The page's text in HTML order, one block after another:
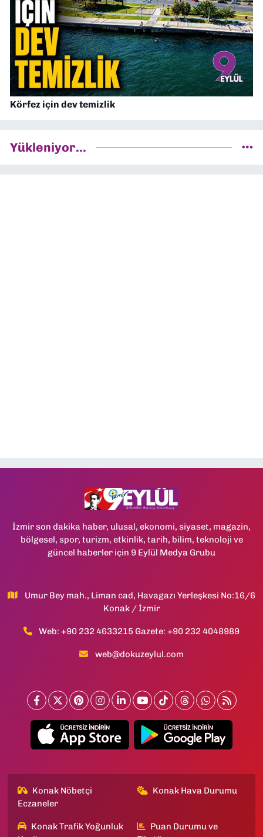
Körfez için dev temizlik
Yükleniyor...
İzmir son dakika haber, ulusal, ekonomi, siyaset, magazin,
bölgesel, spor, turizm, etkinlik, tarih, bilim, teknoloji ve
güncel haberler için 9 Eylül Medya Grubu
Umur Bey mah., Liman cad, Havagazı Yerleşkesi No:16/6
Konak / İzmir
Web: +90 232 4633215 Gazete: +90 232 4048989
web@dokuzeylul.com
Konak Nöbetçi
Eczaneler
Konak Hava Durumu
Konak Trafik Yoğunluk
Puan Durumu ve